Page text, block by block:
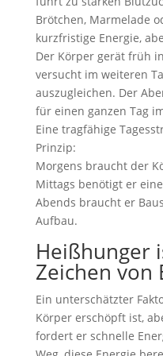
Brötchen, Marmelade
kurzfristige Energie,
Der Körper gerät früh
versucht im weiteren
auszugleichen. Der
für einen ganzen Tag
Eine tragfähige
Prinzip:
Morgens braucht der
Mittags benötigt er
Abends braucht er
Aufbau.
Heißhunger
Zeichen von
Ein unterschätzter
Körper erschöpft ist,
fordert er schnelle